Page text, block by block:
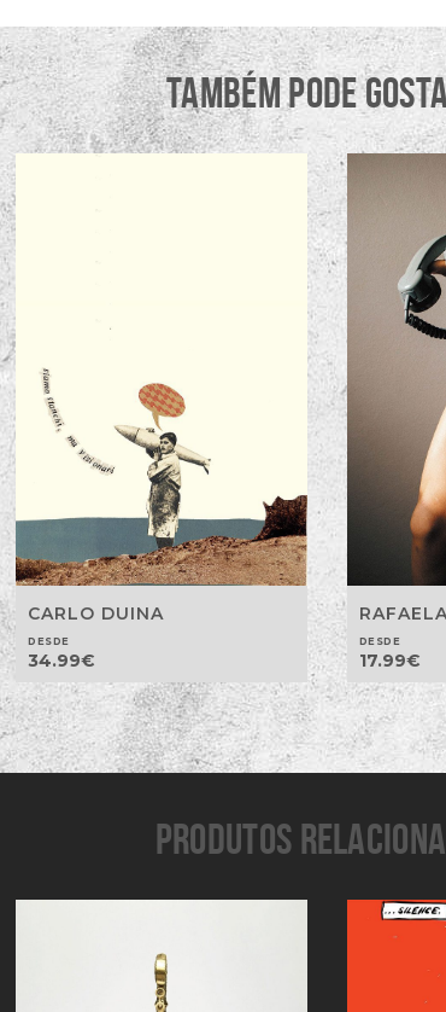
TAMBÉM PODE
CARLO DUINA
DESDE
34.99€
DESDE
17.99€
PRODUTOS